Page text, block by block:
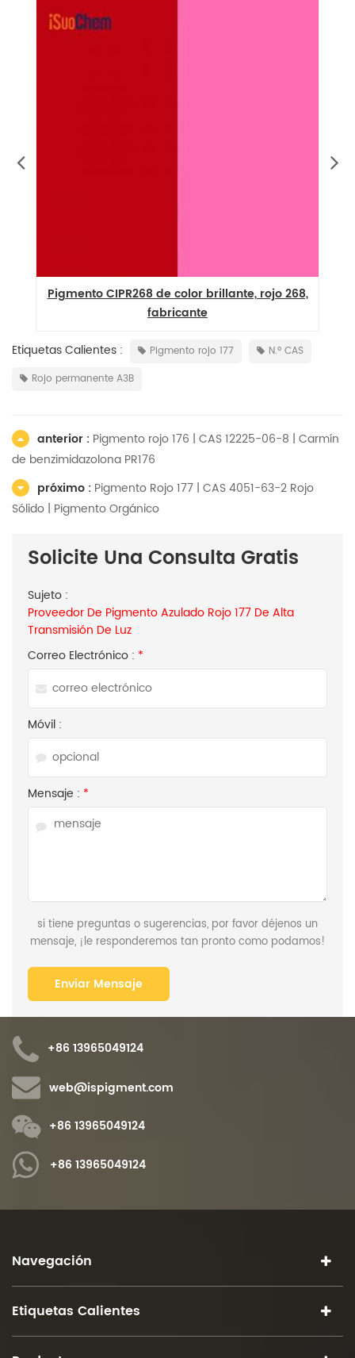
Pigmento CIPR268 de color brillante, rojo 268,
fabricante
Etiquetas Calientes : Pigmento rojo 177
N.º CAS
Rojo permanente A3B
anterior : Pigmento rojo 176 | CAS 12225-06-8 | Carmín
de benzimidazolona PR176
próximo : Pigmento Rojo 177 | CAS 4051-63-2 Rojo
Sólido | Pigmento Orgánico
Solicite Una Consulta Gratis
Sujeto :
Proveedor De Pigmento Azulado Rojo 177 De Alta
Transmisión De Luz
Correo Electrónico : *
Móvil :
Mensaje : *
si tiene preguntas o sugerencias, por favor déjenos un
mensaje, ¡le responderemos tan pronto como podamos!
+86 13965049124
web@ispigment.com
+86 13965049124
+86 13965049124
Navegación
Etiquetas Calientes